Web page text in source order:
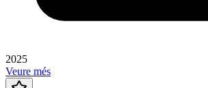
2025
Veure més